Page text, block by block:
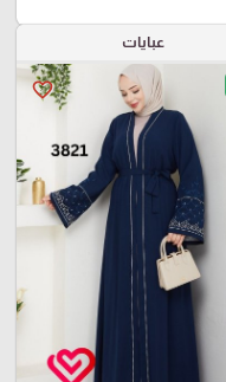
عبايات
favorite_border